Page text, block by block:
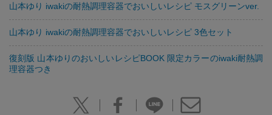
山本ゆり iwakiの耐熱調理容器でおいしいレシピ モスグリーンver.
山本ゆり iwakiの耐熱調理容器でおいしいレシピ 3色セット
復刻版 山本ゆりのおいしいレシピBOOK 限定カラーのiwaki耐熱調
理容器つき